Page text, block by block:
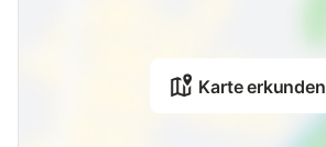
Karte erkunden